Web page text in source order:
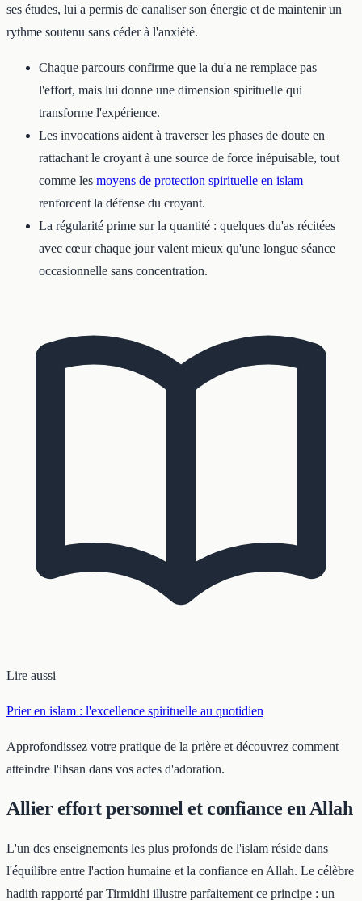
ses études, lui a permis de canaliser son énergie et de maintenir un
rythme soutenu sans céder à l'anxiété.
Chaque parcours confirme que la du'a ne remplace pas
l'effort, mais lui donne une dimension spirituelle qui
transforme l'expérience.
Les invocations aident à traverser les phases de doute en
rattachant le croyant à une source de force inépuisable, tout
comme les moyens de protection spirituelle en islam
renforcent la défense du croyant.
La régularité prime sur la quantité : quelques du'as récitées
avec cœur chaque jour valent mieux qu'une longue séance
occasionnelle sans concentration.
Lire aussi
Prier en islam : l'excellence spirituelle au quotidien
Approfondissez votre pratique de la prière et découvrez comment
atteindre l'ihsan dans vos actes d'adoration.
Allier effort personnel et confiance en Allah
L'un des enseignements les plus profonds de l'islam réside dans
l'équilibre entre l'action humaine et la confiance en Allah. Le célèbre
hadith rapporté par Tirmidhi illustre parfaitement ce principe : un